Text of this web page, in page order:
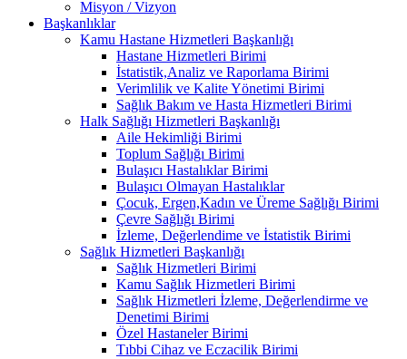
Misyon / Vizyon
Başkanlıklar
Kamu Hastane Hizmetleri Başkanlığı
Hastane Hizmetleri Birimi
İstatistik,Analiz ve Raporlama Birimi
Verimlilik ve Kalite Yönetimi Birimi
Sağlık Bakım ve Hasta Hizmetleri Birimi
Halk Sağlığı Hizmetleri Başkanlığı
Aile Hekimliği Birimi
Toplum Sağlığı Birimi
Bulaşıcı Hastalıklar Birimi
Bulaşıcı Olmayan Hastalıklar
Çocuk, Ergen,Kadın ve Üreme Sağlığı Birimi
Çevre Sağlığı Birimi
İzleme, Değerlendime ve İstatistik Birimi
Sağlık Hizmetleri Başkanlığı
Sağlık Hizmetleri Birimi
Kamu Sağlık Hizmetleri Birimi
Sağlık Hizmetleri İzleme, Değerlendirme ve
Denetimi Birimi
Özel Hastaneler Birimi
Tıbbi Cihaz ve Eczacilik Birimi